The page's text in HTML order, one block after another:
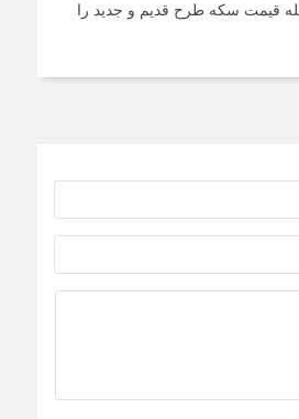
قیمت سکه طرح قدیم و جدید را